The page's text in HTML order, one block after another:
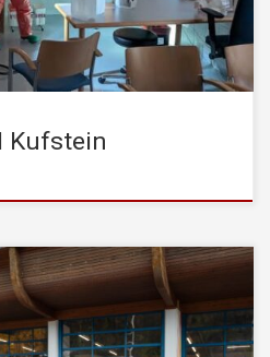
Kufstein
diesjährige Jahresabschlussübung
Den feierlichen Auftakt bildete